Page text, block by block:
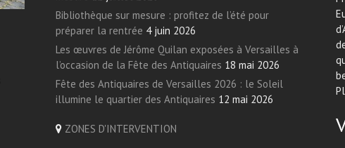
Bibliothèque sur mesure : profitez de l’été pour
préparer la rentrée 4 juin 2026
Les œuvres de Jérôme Quilan exposées à Versailles à
l’occasion de la Fête des Antiquaires 18 mai 2026
Fête des Antiquaires de Versailles 2026 : le Soleil
illumine le quartier des Antiquaires 12 mai 2026
ZONES D'INTERVENTION